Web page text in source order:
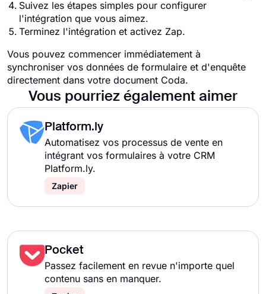
Suivez les étapes simples pour configurer
l'intégration que vous aimez.
Terminez l'intégration et activez Zap.
Vous pouvez commencer immédiatement à
synchroniser vos données de formulaire et d'enquête
directement dans votre document Coda.
Vous pourriez également aimer
Platform.ly
Automatisez vos processus de vente en
intégrant vos formulaires à votre CRM
Platform.ly.
Zapier
Pocket
Passez facilement en revue n'importe quel
contenu sans en manquer.